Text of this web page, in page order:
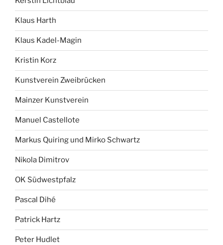
Klaus Harth
Klaus Kadel-Magin
Kristin Korz
Kunstverein Zweibrücken
Mainzer Kunstverein
Manuel Castellote
Markus Quiring und Mirko Schwartz
Nikola Dimitrov
OK Südwestpfalz
Pascal Dihé
Patrick Hartz
Peter Hudlet